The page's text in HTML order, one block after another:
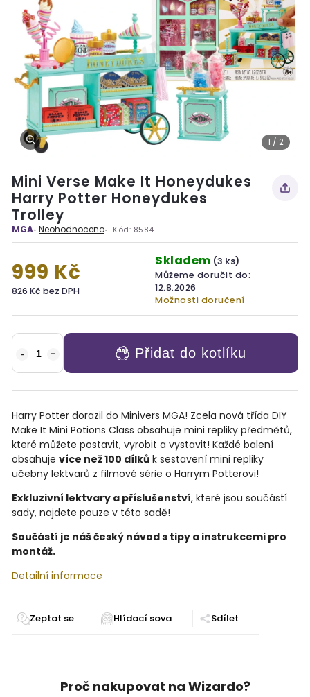
1 / 2
Mini Verse Make It Honeydukes
Harry Potter Honeydukes
Trolley
MGA Neohodnoceno Kód: 8584
999 Kč
826 Kč bez DPH
Skladem (3 ks)
Můžeme doručit do:
12.8.2026
Možnosti doručení
Přidat do kotlíku
Harry Potter dorazil do Minivers MGA! Zcela nová třída DIY
Make It Mini Potions Class obsahuje mini repliky předmětů,
které můžete postavit, vyrobit a vystavit! Každé balení
obsahuje více než 100 dílků k sestavení mini repliky
učebny lektvarů z filmové série o Harrym Potterovi!
Exkluzivní lektvary a příslušenství, které jsou součástí
sady, najdete pouze v této sadě!
Součástí je náš český návod s tipy a instrukcemi pro
montáž.
Detailní informace
Zeptat se Sdílet
Proč nakupovat na Wizardo?